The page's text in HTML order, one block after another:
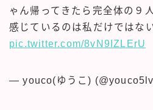
ゃん帰ってきたら完全体の９
感じているのは私だけではな
pic.twitter.com/8vN9IZLErU
— youco(ゆうこ)